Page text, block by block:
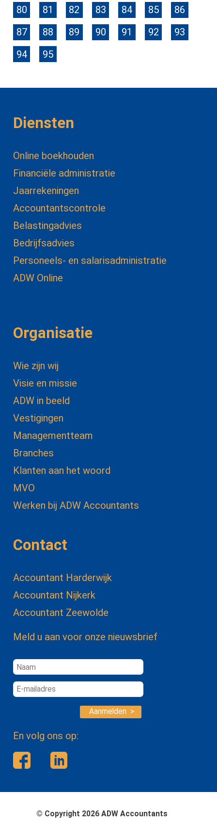
80
81 82 83 84 85
86
87
88 89 90 91 92
93
94
95
Diensten
Online boekhouden
Financiële administratie
Jaarrekeningen
Accountantscontrole
Belastingadvies
Bedrijfsadvies
Personeels- en salarisadministratie
ADW Online
Organisatie
Wie zijn wij
Visie en missie
ADW in beeld
Vestigingen
Managementteam
Branches
Klanten aan het woord
MVO
Werken bij ADW Accountants
Contact
Accountant Harderwijk
Accountant Nijkerk
Accountant Zeewolde
Meld u aan voor onze nieuwsbrief
Aanmelden >
En volg ons op:
© Copyright 2026 ADW Accountants